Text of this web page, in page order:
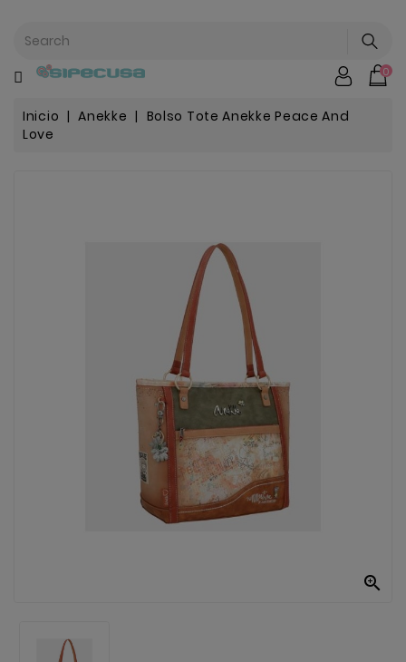
Mochilas
Escolar
0
Inicio Anekke
Bolso Tote Anekke Peace And
Love
